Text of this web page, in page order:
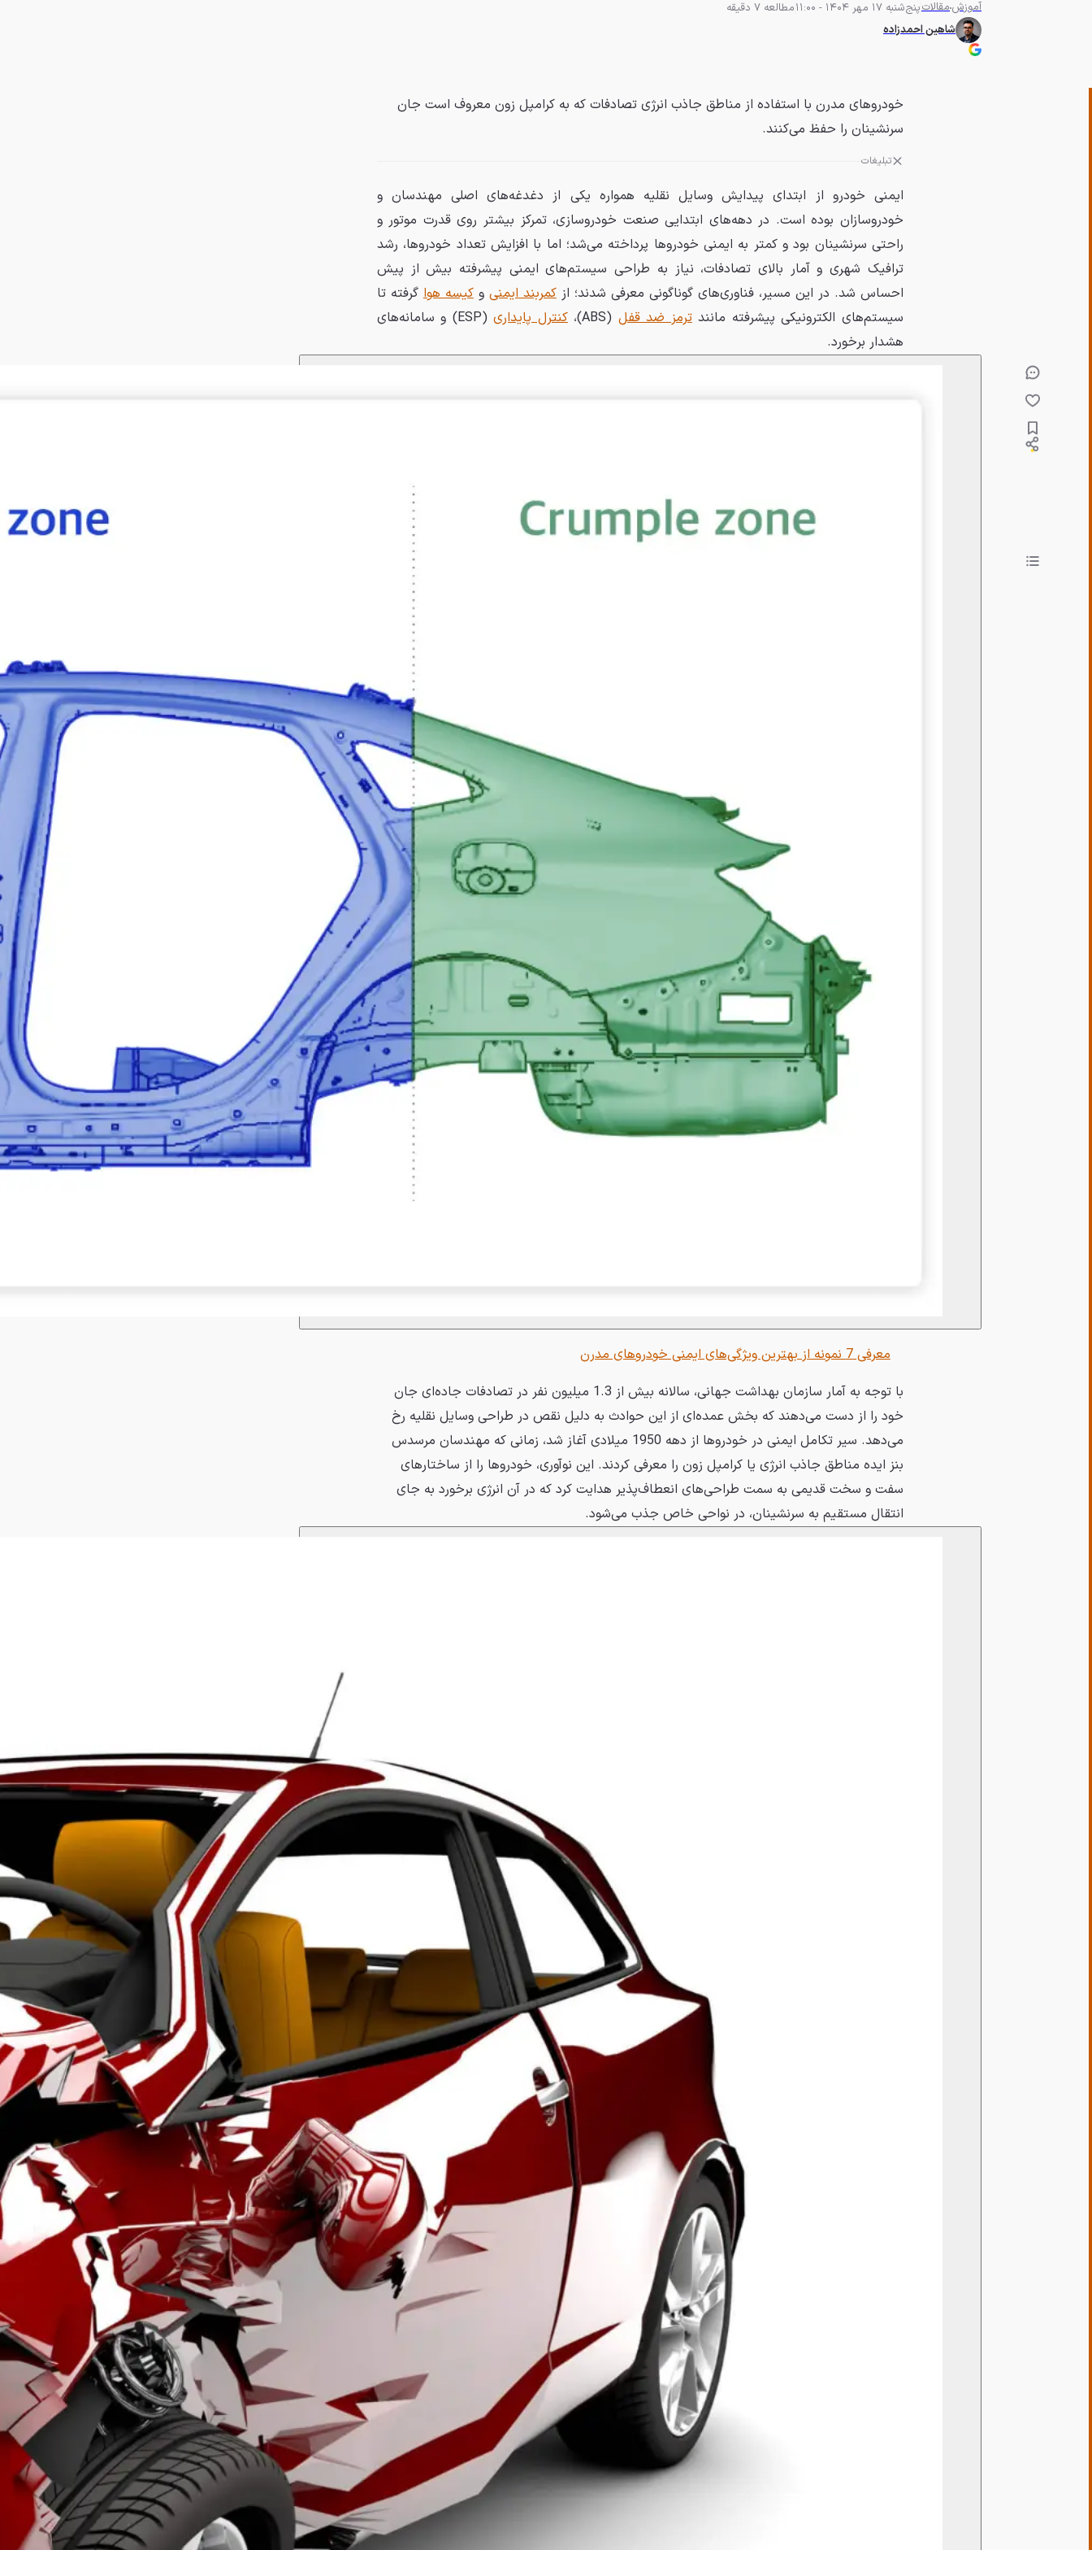
آموزشمقالاتپنج‌شنبه 17 مهر 1404 - 11:00
مطالعه 7 دقیقه
شاهین احمدزاده
خودروهای مدرن با استفاده از مناطق جاذب انرژی تصادفات که به کرامپل زون معروف است جان
سرنشینان را حفظ می‌کنند.
تبلیغات
ایمنی خودرو از ابتدای پیدایش وسایل نقلیه همواره یکی از دغدغه‌های اصلی مهندسان و
خودروسازان بوده است. در دهه‌های ابتدایی صنعت خودروسازی، تمرکز بیشتر روی قدرت موتور و
راحتی سرنشینان بود و کمتر به ایمنی خودروها پرداخته می‌شد؛ اما با افزایش تعداد خودروها، رشد
ترافیک شهری و آمار بالای تصادفات، نیاز به طراحی سیستم‌های ایمنی پیشرفته بیش از پیش
احساس شد. در این مسیر، فناوری‌های گوناگونی معرفی شدند؛ ازکمربند ایمنی وکیسه هواگرفته تا
سیستم‌های الکترونیکی پیشرفته مانندترمز ضد قفل (ABS)، کنترل پایداری
(ESP) و سامانه‌های
هشدار برخورد.
معرفی 7 نمونه از بهترین ویژگی‌های ایمنی خودروهای مدرن
با توجه به آمار سازمان بهداشت جهانی، سالانه بیش از 1.3 میلیون نفر در تصادفات جاده‌ای جان
خود را از دست می‌دهند که بخش عمده‌ای از این حوادث به دلیل نقص در طراحی وسایل نقلیه رخ
می‌دهد. سیر تکامل ایمنی در خودروها از دهه 1950 میلادی آغاز شد، زمانی که مهندسان مرسدس
بنز ایده مناطق جاذب انرژی یا کرامپل زون را معرفی کردند. این نوآوری، خودروها را از ساختارهای
سفت و سخت قدیمی به سمت طراحی‌های انعطاف‌پذیر هدایت کرد که در آن انرژی برخورد به جای
انتقال مستقیم به سرنشینان، در نواحی خاص جذب می‌شود.